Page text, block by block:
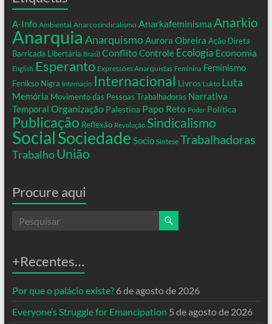
A-Info Ambiental Anarcosindicalismo Anarkafeminisma Anarkio
Anarquia AnarquismoAurora Obreira Ação Direta
Barricada Libertária Brasil ConflitoControle Ecologia Economia
English Esperanto Expressões Anarquistas Feminina Feminismo
Fenikso Nigra Internacio Internacional Livros Lukto Luta
Memória Movimento das Pessoas Trabalhadoras Narrativa
Temporal Organização Palestina Papo Reto Poder Política
Publicação Reflexão Revolução Sindicalismo
SocialSociedade Socio Síntese Trabalhadoras
Trabalho União
Procure aqui
+Recentes…
Por que o palácio existe? 6 de agosto de 2026
Everyone’s Struggle for Emancipation 5 de agosto de 2026